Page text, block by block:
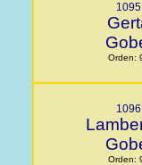
1095
Orden:
1096
Orden: